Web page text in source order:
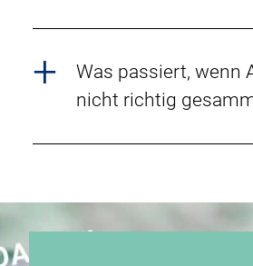
Was passiert, wenn
nicht richtig